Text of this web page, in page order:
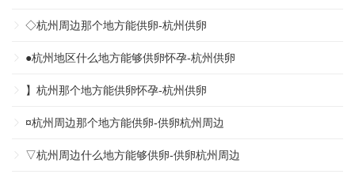
◇杭州周边那个地方能供卵-杭州供卵
●杭州地区什么地方能够供卵怀孕-杭州供卵
】杭州那个地方能供卵怀孕-杭州供卵
¤杭州周边那个地方能供卵-供卵杭州周边
▽杭州周边什么地方能够供卵-供卵杭州周边